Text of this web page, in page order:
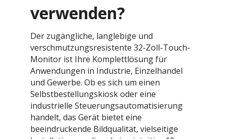
verwenden?
Der zugängliche, langlebige und
verschmutzungsresistente 32-Zoll-Touch-
Monitor ist Ihre Komplettlösung für
Anwendungen in Industrie, Einzelhandel
und Gewerbe. Ob es sich um einen
Selbstbestellungskiosk oder eine
industrielle Steuerungsautomatisierung
handelt, das Gerät bietet eine
beeindruckende Bildqualität, vielseitige